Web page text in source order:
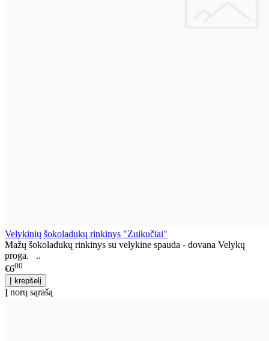
Velykinių šokoladukų rinkinys "Zuikučiai"
Mažų šokoladukų rinkinys su velykine spauda - dovana Velykų
proga. ..
€600
Į norų sąrašą